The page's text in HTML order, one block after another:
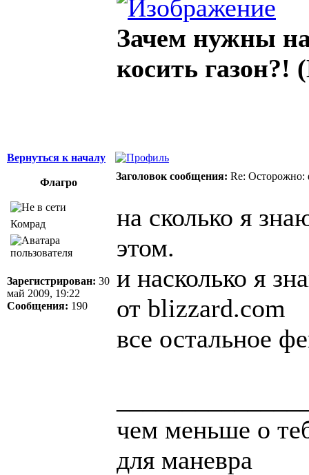
Зачем нужны
косить
Вернуться к началу
Флагро
Заголовок сообщения: Re: Осторожно:
Комрад
Зарегистрирован: 30
май 2009, 19:22
Сообщения: 190
на сколько я
этом.
и насколько я
от blizzard.com
все остальное
чем меньше о
для маневра